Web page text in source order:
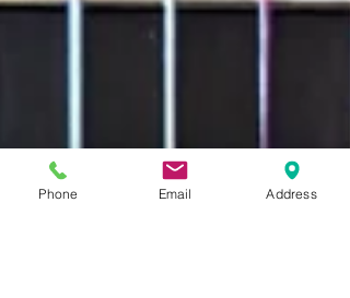
Phone Email Address